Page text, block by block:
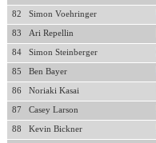
82 Simon Voehringer
83 Ari Repellin
84 Simon Steinberger
85 Ben Bayer
86 Noriaki Kasai
87 Casey Larson
88 Kevin Bickner